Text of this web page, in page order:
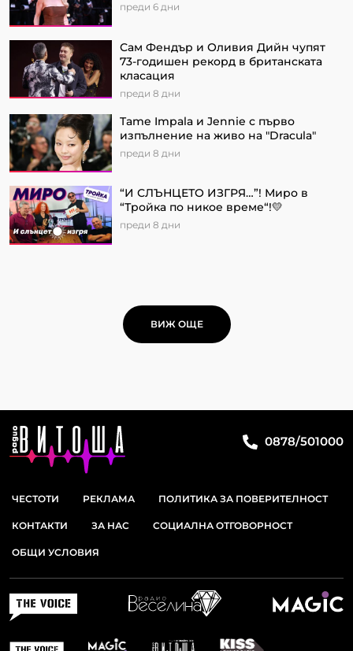
преди 6 дни
Сам Фендър и Оливия Дийн чупят
73-годишен рекорд в британската
класация
преди 8 дни
Tame Impala и Jennie с първо
изпълнение на живо на "Dracula"
преди 8 дни
“И СЛЪНЦЕТО ИЗГРЯ…”! Миро в
“Тройка по никое време“!💛
преди 8 дни
ВИЖ ОЩЕ
0878/501000
ЧЕСТОТИ РЕКЛАМА ПОЛИТИКА ЗА ПОВЕРИТЕЛНОСТ
КОНТАКТИ ЗА НАС СОЦИАЛНА ОТГОВОРНОСТ
ОБЩИ УСЛОВИЯ